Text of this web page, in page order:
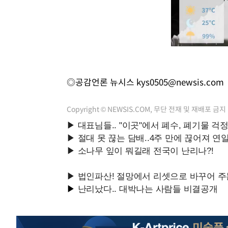
◎공감언론 뉴시스 kys0505@newsis.com
Copyright © NEWSIS.COM, 무단 전재 및 재배포 금지